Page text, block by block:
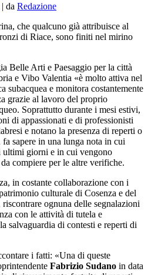
| da Redazione
che qualcuno già attribuisce al
di Riace, sono finiti nel mirino
Belle Arti e Paesaggio per la città
e Vibo Valentia «è molto attiva nel
subacquea e monitora costantemente
grazie al lavoro del proprio
Soprattutto durante i mesi estivi,
di appassionati e di professionisti
e notano la presenza di reperti o
sapere in una lunga nota in cui
giorni e in cui vengono
compiere per le altre verifiche.
in costante collaborazione con i
culturale di Cosenza e del
ognuna delle segnalazioni
con le attività di tutela e
salvaguardia di contesti e reperti di
i fatti: «Una di queste
Fabrizio Sudano in data